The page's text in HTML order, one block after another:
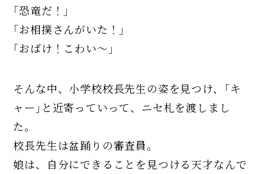
｢恐竜だ！｣
｢お相撲さんがいた！｣
｢おばけ！こわい～｣
そんな中、小学校校長先生の姿を見つけ、｢キ
ャー｣と近寄っていって、ニセ札を渡しまし
た。
校長先生は盆踊りの審査員。
娘は、自分にできることを見つける天才なんで